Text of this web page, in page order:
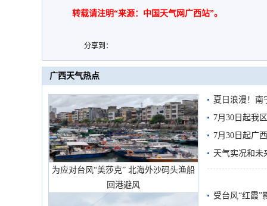
转载请注明“来源：中国天气网广西站”。
分享到：
广西天气热点
为应对台风“美莎克” 北海外沙码头渔船
回港避风
夏日浪漫！南
7月30日起我
7月30日起广
天气实况和未
受台风“红霞”